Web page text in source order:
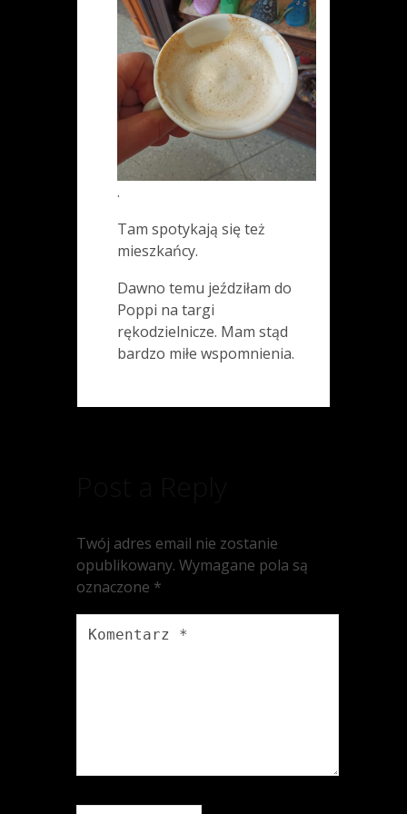
.
Tam spotykają się też
mieszkańcy.
Dawno temu jeździłam do
Poppi na targi
rękodzielnicze. Mam stąd
bardzo miłe wspomnienia.
Twój adres email nie zostanie
opublikowany. Wymagane pola są
oznaczone *